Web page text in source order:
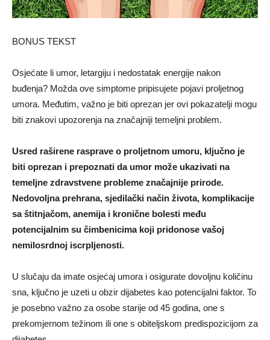
BONUS TEKST
Osjećate li umor, letargiju i nedostatak energije nakon
buđenja? Možda ove simptome pripisujete pojavi proljetnog
umora. Međutim, važno je biti oprezan jer ovi pokazatelji mogu
biti znakovi upozorenja na značajniji temeljni problem.
Usred raširene rasprave o proljetnom umoru, ključno je
biti oprezan i prepoznati da umor može ukazivati na
temeljne zdravstvene probleme značajnije prirode.
Nedovoljna prehrana, sjedilački način života, komplikacije
sa štitnjačom, anemija i kronične bolesti među
potencijalnim su čimbenicima koji pridonose vašoj
nemilosrdnoj iscrpljenosti.
U slučaju da imate osjećaj umora i osigurate dovoljnu količinu
sna, ključno je uzeti u obzir dijabetes kao potencijalni faktor. To
je posebno važno za osobe starije od 45 godina, one s
prekomjernom težinom ili one s obiteljskom predispozicijom za